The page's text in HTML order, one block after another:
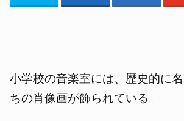
小学校の音楽室には、歴史的に
ちの肖像画が飾られている。